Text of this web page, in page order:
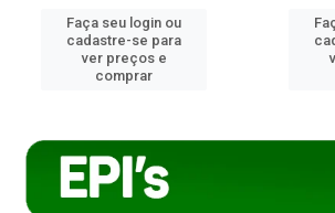
Faça seu login ou
cadastre-se para
ver preços e
comprar